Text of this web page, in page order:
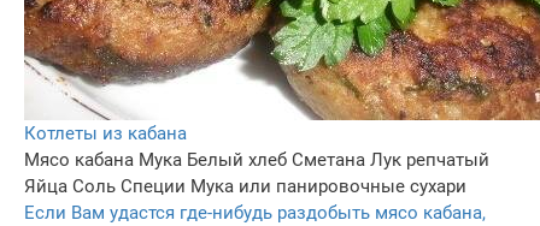
Котлеты из кабана
Мясо кабана Мука Белый хлеб Сметана Лук репчатый
Яйца Соль Специи Мука или панировочные сухари
Если Вам удастся где-нибудь раздобыть мясо кабана,